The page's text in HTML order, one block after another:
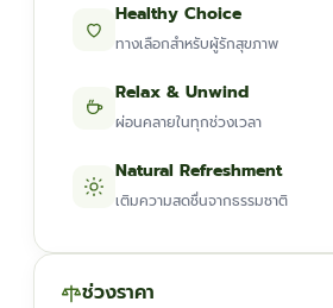
Healthy Choice
ทางเลือกสำหรับผู้รักสุขภาพ
Relax & Unwind
ผ่อนคลายในทุกช่วงเวลา
Natural Refreshment
เติมความสดชื่นจากธรรมชาติ
ช่วงราคา